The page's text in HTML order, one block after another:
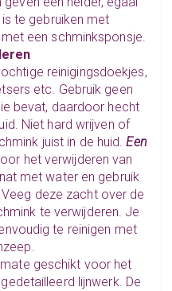
te gebruiken met
eenschminksponsje.
reinigingsdoekjes,
etc. Gebruik geen
bevat, daardoor hecht
Niet hard wrijven of
juist in de huid.Een
het verwijderen van
met water en gebruik
deze zacht over de
te verwijderen. Je
te reinigen met
geschikt voor het
lijnwerk. De